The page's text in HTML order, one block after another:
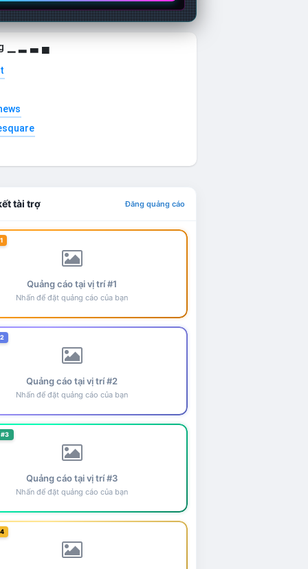
▁ ▂ ▃ ▄
tài trợ Đăng quảng cáo
Quảng cáo tại vị trí #1
Nhấn để đặt quảng cáo của bạn
Quảng cáo tại vị trí #2
Nhấn để đặt quảng cáo của bạn
Quảng cáo tại vị trí #3
Nhấn để đặt quảng cáo của bạn